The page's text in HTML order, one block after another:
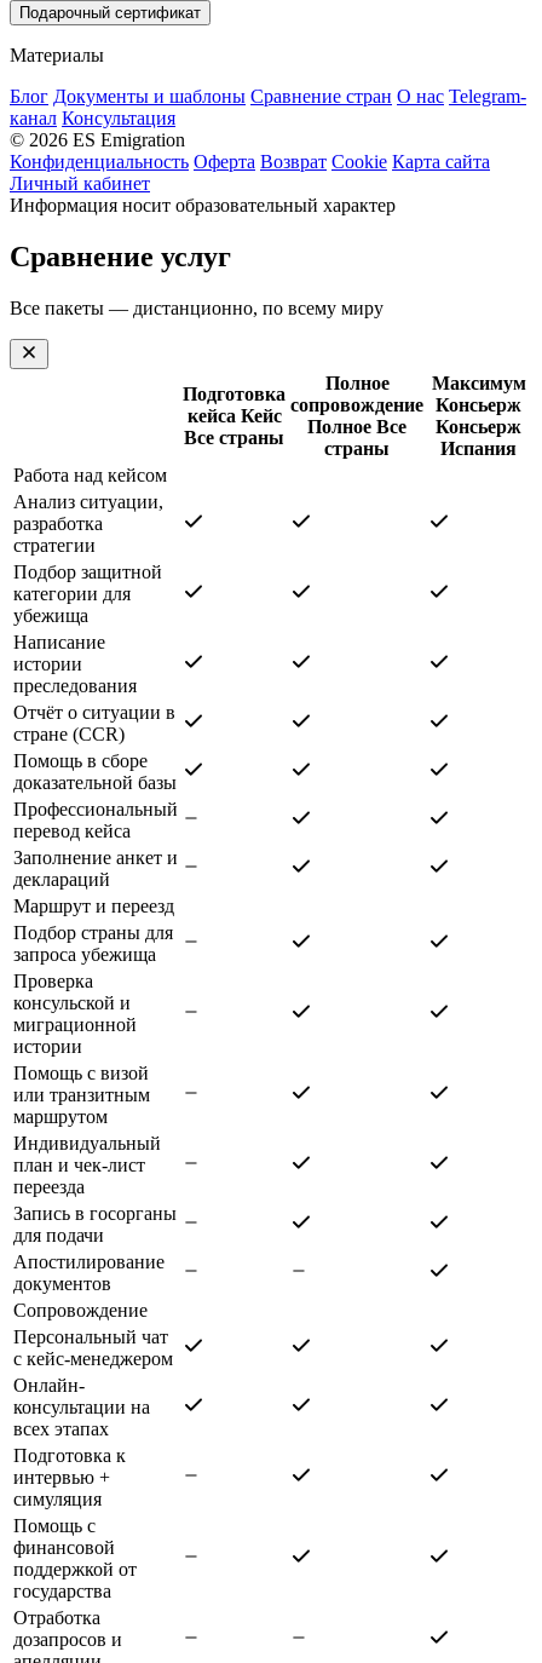
Подарочный сертификат
Материалы
Блог Документы и шаблоны Сравнение стран О нас Telegram-
канал Консультация
© 2026 ES Emigration
Конфиденциальность Оферта Возврат Cookie Карта сайта
Личный кабинет
Информация носит образовательный характер
Сравнение услуг
Все пакеты — дистанционно, по всему миру
Подготовка
кейса Кейс
Все страны
Полное
сопровождение
Полное Все
страны
Максимум
Консьерж
Консьерж
Испания
Работа над кейсом
Анализ ситуации,
разработка
стратегии
Подбор защитной
категории для
убежища
Написание
истории
преследования
Отчёт о ситуации в
стране (CCR)
Помощь в сборе
доказательной базы
Профессиональный
перевод кейса
Заполнение анкет и
деклараций
Маршрут и переезд
Подбор страны для
запроса убежища
Проверка
консульской и
миграционной
истории
Помощь с визой
или транзитным
маршрутом
Индивидуальный
план и чек-лист
переезда
Запись в госорганы
для подачи
Апостилирование
документов
Сопровождение
Персональный чат
с кейс-менеджером
Онлайн-
консультации на
всех этапах
Подготовка к
интервью +
симуляция
Помощь с
финансовой
поддержкой от
государства
Отработка
дозапросов и